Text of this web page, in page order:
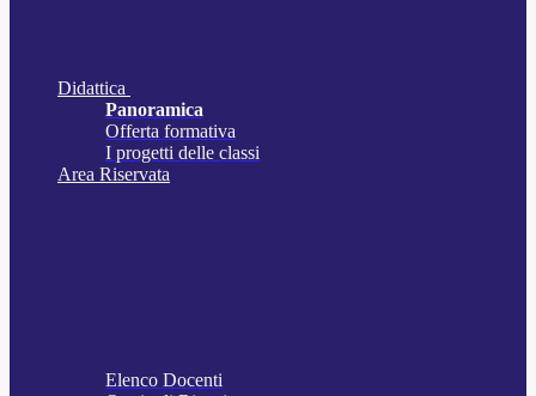
Didattica
Panoramica
Offerta formativa
I progetti delle classi
Area Riservata
Elenco Docenti